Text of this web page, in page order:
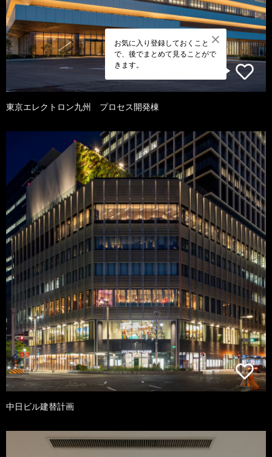
お気に入り登録しておくこと
で、後でまとめて見ることがで
きます。
東京エレクトロン九州 プロセス開発棟
中日ビル建替計画